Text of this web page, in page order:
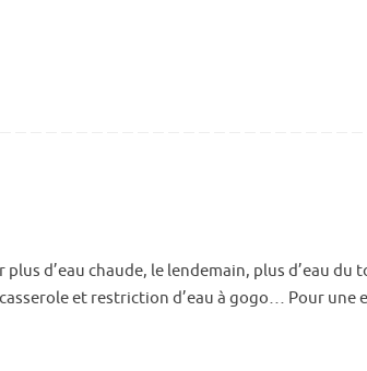
d’eau chaude, le lendemain, plus d’eau du
et restriction d’eau à gogo… Pour une